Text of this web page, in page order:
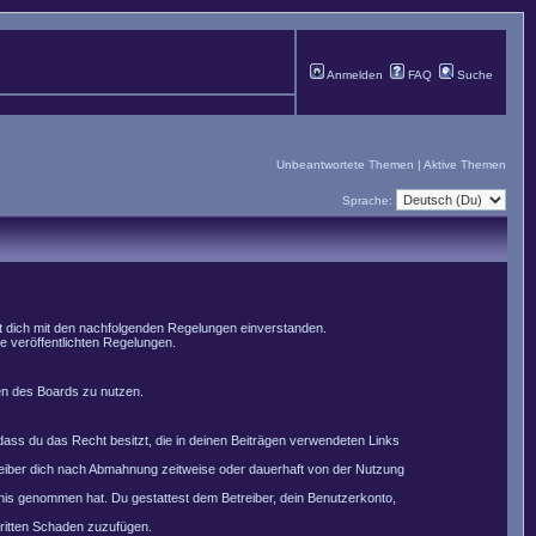
Anmelden FAQ Suche
Unbeantwortete Themen | Aktive Themen
Sprache:
mit den nachfolgenden Regelungen einverstanden.
veröffentlichten Regelungen.
des Boards zu nutzen.
du das Recht besitzt, die in deinen Beiträgen verwendeten Links
dich nach Abmahnung zeitweise oder dauerhaft von der Nutzung
genommen hat. Du gestattest dem Betreiber, dein Benutzerkonto,
Schaden zuzufügen.